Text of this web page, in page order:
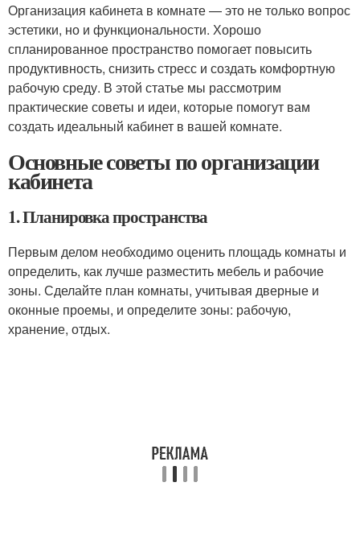
Организация кабинета в комнате — это не только вопрос
эстетики, но и функциональности. Хорошо
спланированное пространство помогает повысить
продуктивность, снизить стресс и создать комфортную
рабочую среду. В этой статье мы рассмотрим
практические советы и идеи, которые помогут вам
создать идеальный кабинет в вашей комнате.
Основные советы по организации
кабинета
1. Планировка пространства
Первым делом необходимо оценить площадь комнаты и
определить, как лучше разместить мебель и рабочие
зоны. Сделайте план комнаты, учитывая дверные и
оконные проемы, и определите зоны: рабочую,
хранение, отдых.